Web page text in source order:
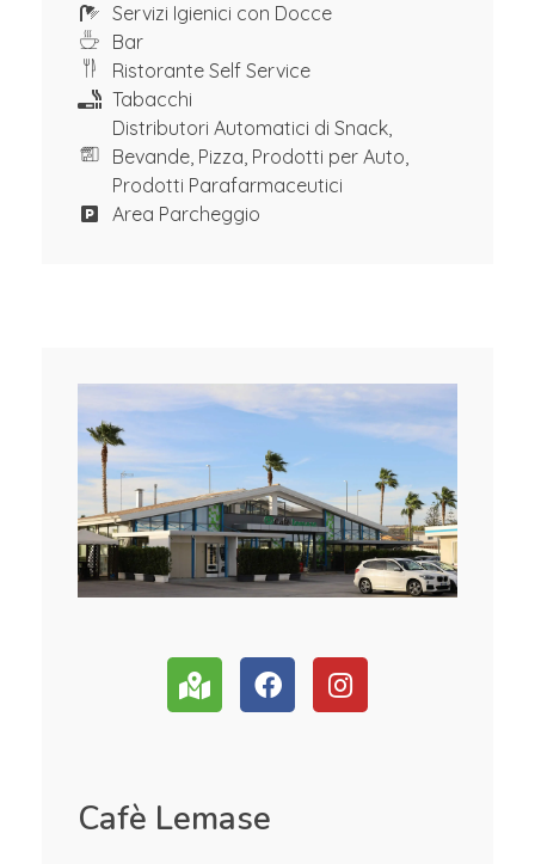
Servizi Igienici con Docce
Bar
Ristorante Self Service
Tabacchi
Distributori Automatici di Snack,
Bevande, Pizza, Prodotti per Auto,
Prodotti Parafarmaceutici
Area Parcheggio
Cafè Lemase